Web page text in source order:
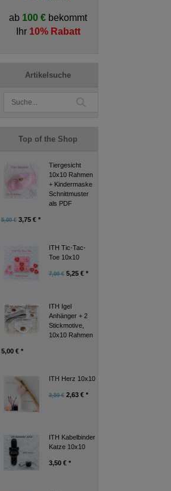
ab 100 € bekommt
Ihr 10% Rabatt
Artikelsuche
Top of the Shop
Tiergesicht
10x10 Rahmen
+ Kindermaske
Schnittmuster
als PDF
5,00 €3,75 € *
ITH Tic-Tac-
Toe 10x10
7,00 €5,25 € *
ITH Igel
Anhänger + 2
Stickmotive,
10x10 Rahmen
5,00 € *
ITH Herz 10x10
3,50 €2,63 € *
ITH Kabelbinder
Katze 10x10
3,50 € *